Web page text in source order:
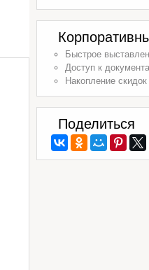
Быстрое
Доступ к
Накопление скидок
Поделиться